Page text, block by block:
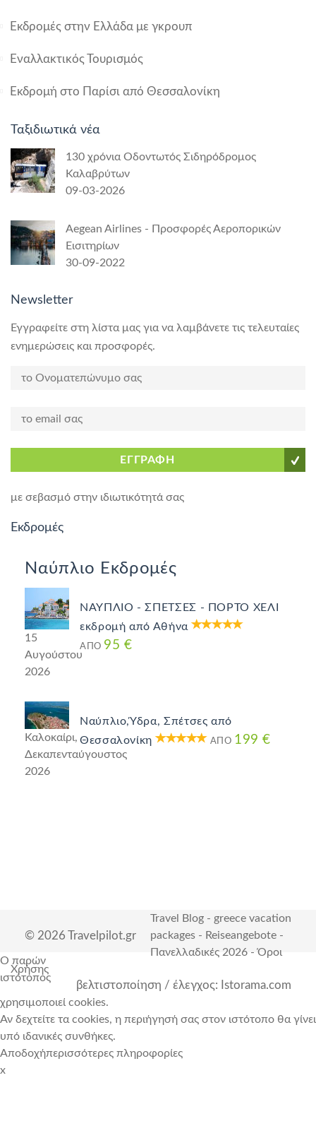
Εκδρομές στην Ελλάδα με γκρουπ
Εναλλακτικός Τουρισμός
Εκδρομή στο Παρίσι από Θεσσαλονίκη
Ταξιδιωτικά νέα
130 χρόνια Οδοντωτός Σιδηρόδρομος
Καλαβρύτων
09-03-2026
Aegean Airlines - Προσφορές Αεροπορικών
Εισιτηρίων
30-09-2022
Newsletter
Εγγραφείτε στη λίστα μας για να λαμβάνετε τις τελευταίες
ενημερώσεις και προσφορές.
ΕΓΓΡΑΦΗ
με σεβασμό στην ιδιωτικότητά σας
Εκδρομές
Ναύπλιο Εκδρομές
15
Αυγούστου
2026
ΝΑΥΠΛΙΟ - ΣΠΕΤΣΕΣ - ΠΟΡΤΟ ΧΕΛΙ
εκδρομή από Αθήνα
ΑΠΌ 95 €
Καλοκαίρι,
Δεκαπενταύγουστος
2026
Ναύπλιο,Ύδρα, Σπέτσες από
Θεσσαλονίκη
ΑΠΌ 199 €
© 2026 Travelpilot.gr
Travel Blog - greece vacation
packages - Reiseangebote -
Πανελλαδικές 2026 -Όροι
Χρήσης
βελτιστοποίηση / έλεγχος: Istorama.com
Ο παρών
ιστότοπος
χρησιμοποιεί cookies.
Αν δεχτείτε τα cookies, η περιήγησή σας στον ιστότοπο θα γίνει
υπό ιδανικές συνθήκες.
Αποδοχήπερισσότερες πληροφορίες
x